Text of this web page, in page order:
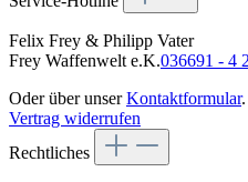
Felix Frey & Philipp Vater
Frey Waffenwelt e.K.036691 - 4
Oder über unserKontaktformular.
Vertrag widerrufen
Rechtliches